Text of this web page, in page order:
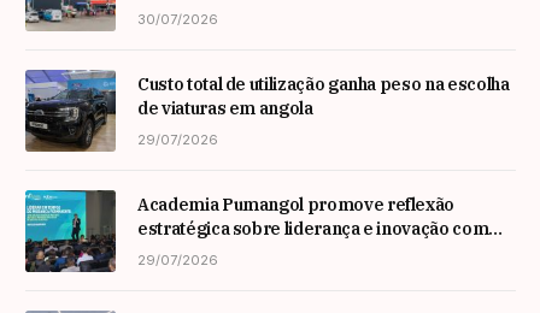
30/07/2026
Custo total de utilização ganha peso na escolha
de viaturas em angola
29/07/2026
Academia Pumangol promove reflexão
estratégica sobre liderança e inovação com
especialista internacional Nadim Habib
29/07/2026